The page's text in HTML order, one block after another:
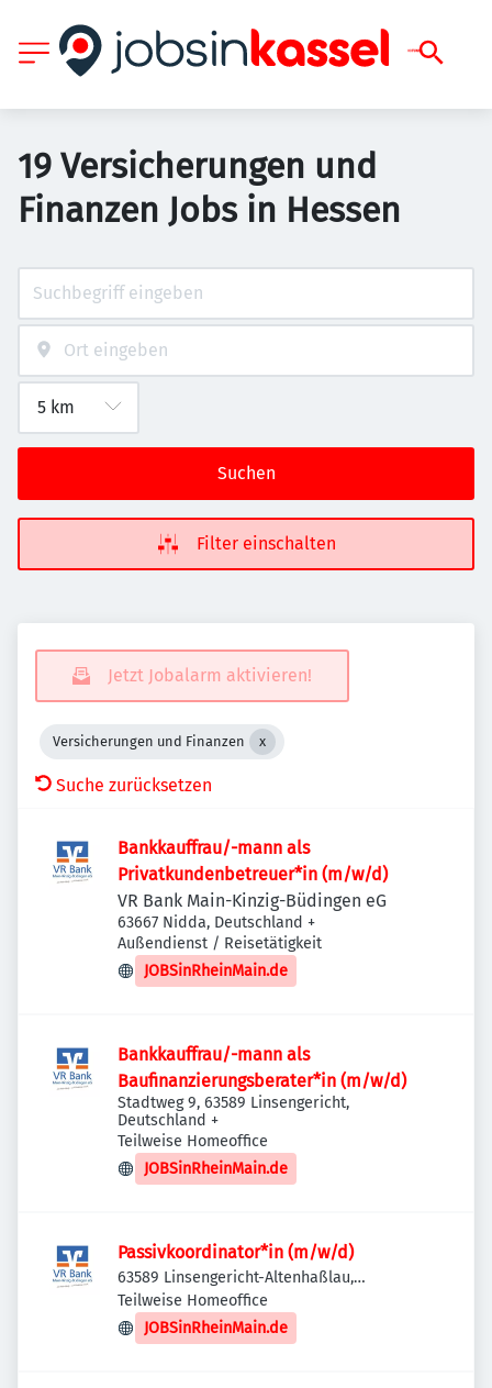
19 Versicherungen und
Finanzen Jobs in Hessen
Suchen
Filter einschalten
Jetzt Jobalarm aktivieren!
Versicherungen und Finanzen
Suche zurücksetzen
Bankkauffrau/-mann als
Privatkundenbetreuer*in (m/w/d)
VR Bank Main-Kinzig-Büdingen eG
63667 Nidda, Deutschland +
Außendienst / Reisetätigkeit
JOBSinRheinMain.de
Bankkauffrau/-mann als
Baufinanzierungsberater*in (m/w/d)
Stadtweg 9, 63589 Linsengericht,
Deutschland +
Teilweise Homeoffice
JOBSinRheinMain.de
Passivkoordinator*in (m/w/d)
63589 Linsengericht-Altenhaßlau,
Deutschland
Teilweise Homeoffice
JOBSinRheinMain.de